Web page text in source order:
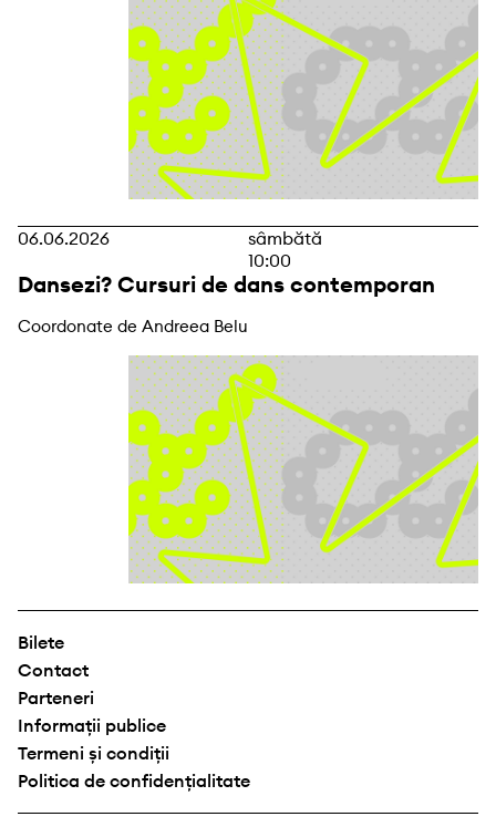
06.06.2026
sâmbătă
10:00
Dansezi? Cursuri de dans contemporan
Coordonate de Andreea Belu
Bilete
Contact
Parteneri
Informații publice
Termeni și condiții
Politica de confidențialitate